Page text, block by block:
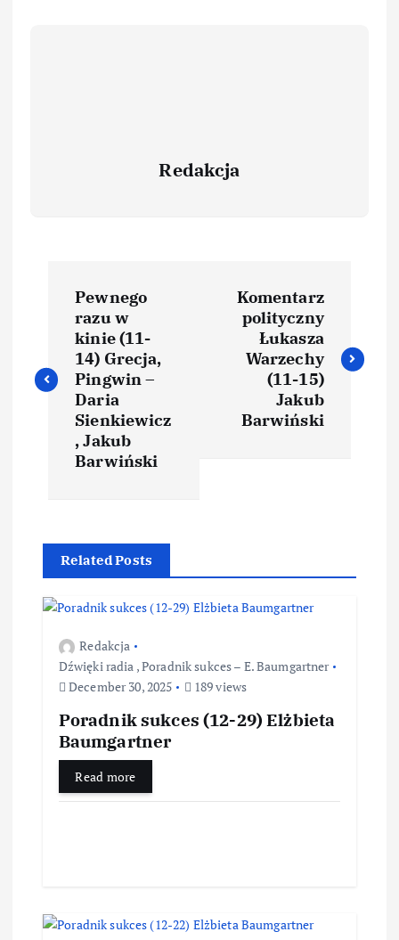
Redakcja
Pewnego
razu w
kinie (11-
14) Grecja,
Pingwin –
Daria
Sienkiewicz
, Jakub
Barwiński
Komentarz
polityczny
Łukasza
Warzechy
(11-15)
Jakub
Barwiński
Related Posts
Redakcja
Dźwięki radia ,Poradnik sukces – E. Baumgartner
December 30, 2025
189 views
Poradnik sukces (12-29) Elżbieta
Baumgartner
Read more